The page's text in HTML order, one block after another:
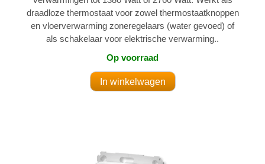
draadloze thermostaat voor zowel thermostaatknoppen
en vloerverwarming zoneregelaars (water gevoed) of
als schakelaar voor elektrische verwarming..
Op voorraad